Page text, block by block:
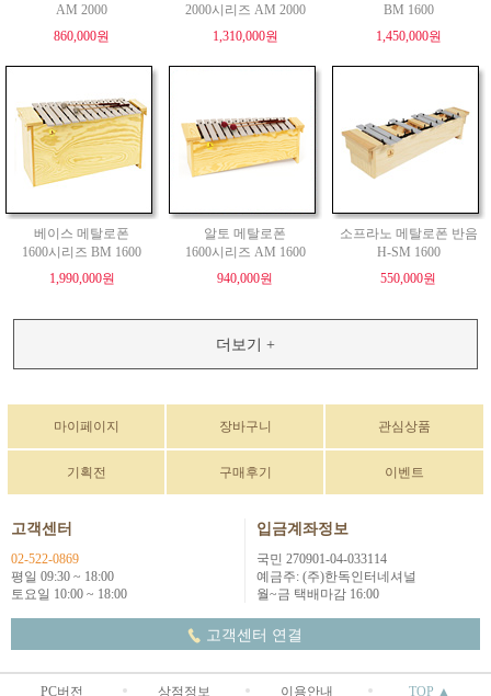
AM 2000
860,000원
2000시리즈 AM 2000
1,310,000원
BM 1600
1,450,000원
베이스 메탈로폰
1600시리즈 BM 1600
1,990,000원
알토 메탈로폰
1600시리즈 AM 1600
940,000원
소프라노 메탈로폰 반음
H-SM 1600
550,000원
더보기 +
마이페이지 장바구니 관심상품
기획전 구매후기 이벤트
고객센터
02-522-0869
평일 09:30 ~ 18:00
토요일 10:00 ~ 18:00
입금계좌정보
국민 270901-04-033114
예금주: (주)한독인터네셔널
월~금 택배마감 16:00
고객센터 연결
PC버전 상점정보 이용안내 TOP ▲